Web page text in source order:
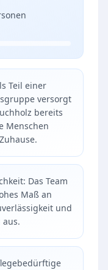
Teil einer
versorgt
bereits
Menschen
Das Team
Maß an
und